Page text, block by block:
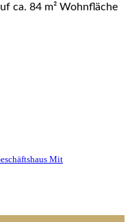
ca. 84 m² Wohnfläche
Mit